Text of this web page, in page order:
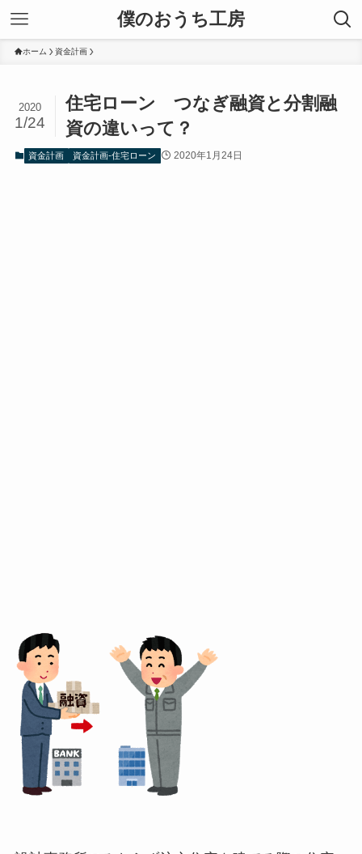
僕のおうち工房
ホーム 資金計画
住宅ローン つなぎ融資と分割融
資の違いって？
2020
1/24
資金計画 資金計画-住宅ローン 2020年1月24日